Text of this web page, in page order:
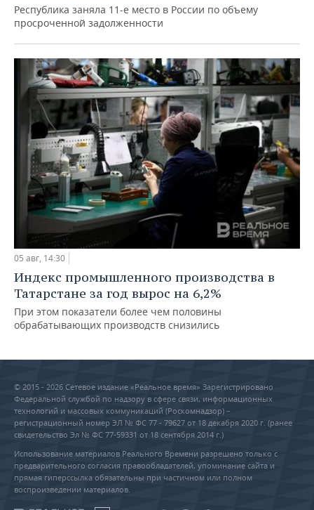
Республика заняла 11-е место в России по объему
просроченной задолженности
05 авг, 14:30
Индекс промышленного производства в
Татарстане за год вырос на 6,2%
При этом показатели более чем половины
обрабатывающих производств снизились
© 2015 - 2026 Сетевое издание «Реальное время» Зарегистрировано
Федеральной службой по надзору в сфере связи, информационных
технологий и массовых коммуникаций (Роскомнадзор) –
регистрационный номер ЭЛ № ФС 77 - 79627 от 18 декабря 2020 г. (ранее
свидетельство Эл № ФС 77-59331 от 18 сентября 2014 г.)
Использование материалов Реального Времени разрешено только с
предварительного согласия правообладателей, упоминание сайта и
прямая гиперссылка обязательны при частичном или полном
воспроизведении материалов.